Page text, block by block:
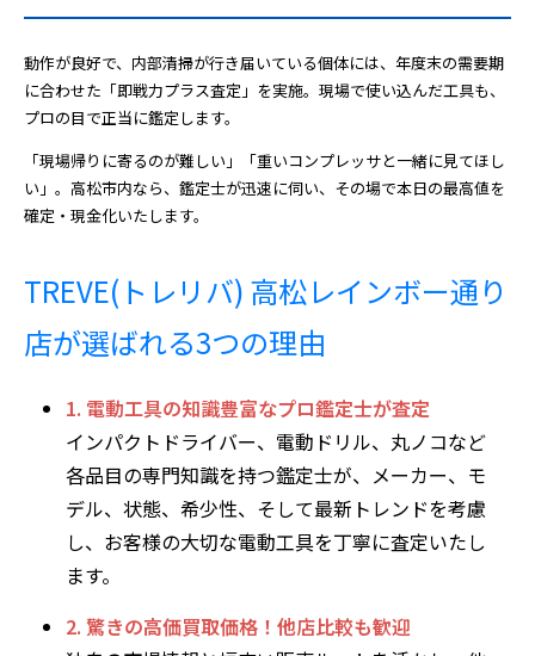
動作が良好で、内部清掃が行き届いている個体には、年度末の需要期
に合わせた「即戦力プラス査定」を実施。現場で使い込んだ工具も、
プロの目で正当に鑑定します。
「現場帰りに寄るのが難しい」「重いコンプレッサと一緒に見てほし
い」。高松市内なら、鑑定士が迅速に伺い、その場で本日の最高値を
確定・現金化いたします。
TREVE(トレリバ) 高松レインボー通り
店が選ばれる3つの理由
1. 電動工具の知識豊富なプロ鑑定士が査定
インパクトドライバー、電動ドリル、丸ノコなど
各品目の専門知識を持つ鑑定士が、メーカー、モ
デル、状態、希少性、そして最新トレンドを考慮
し、お客様の大切な電動工具を丁寧に査定いたし
ます。
2. 驚きの高価買取価格！他店比較も歓迎